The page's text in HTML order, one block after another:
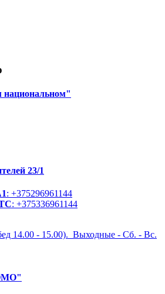
23/1
: +375296961144
: +375336961144
14.00 - 15.00). Выходные - Сб. - Вс.